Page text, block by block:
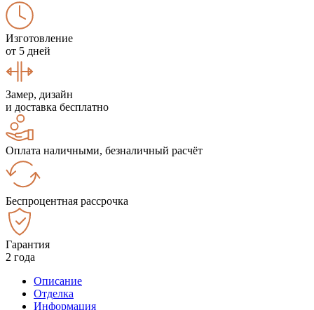
Изготовление
от 5 дней
Замер, дизайн
и доставка бесплатно
Оплата наличными, безналичный расчёт
Беспроцентная рассрочка
Гарантия
2 года
Описание
Отделка
Информация